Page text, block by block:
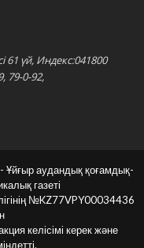
үй, Индекс:041800
79-0-92,
аудандық қоғамдық-
газеті
№KZ77VPY00034436
келісімі керек және